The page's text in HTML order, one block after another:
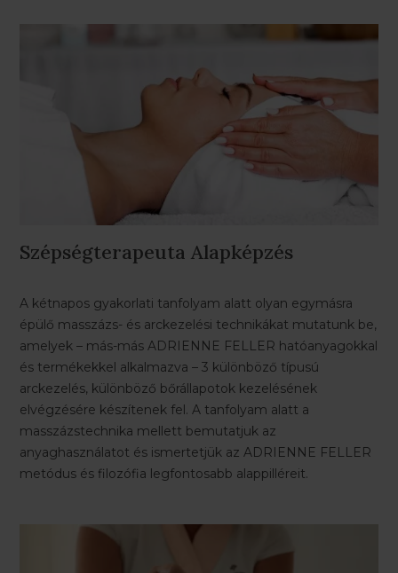
Szépségterapeuta Alapképzés
A kétnapos gyakorlati tanfolyam alatt olyan egymásra
épülő masszázs- és arckezelési technikákat mutatunk be,
amelyek – más-más ADRIENNE FELLER hatóanyagokkal
és termékekkel alkalmazva – 3 különböző típusú
arckezelés, különböző bőrállapotok kezelésének
elvégzésére készítenek fel. A tanfolyam alatt a
masszázstechnika mellett bemutatjuk az
anyaghasználatot és ismertetjük az ADRIENNE FELLER
metódus és filozófia legfontosabb alappilléreit.